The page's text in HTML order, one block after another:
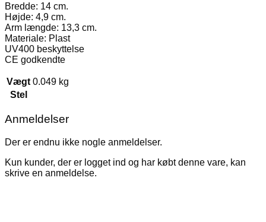
Bredde: 14 cm.
Højde: 4,9 cm.
Arm længde: 13,3 cm.
Materiale: Plast
UV400 beskyttelse
CE godkendte
Vægt 0.049 kg
Stel
Anmeldelser
Der er endnu ikke nogle anmeldelser.
Kun kunder, der er logget ind og har købt denne vare, kan
skrive en anmeldelse.